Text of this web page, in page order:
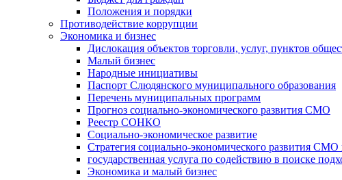
Положения и порядки
Противодействие коррупции
Экономика и бизнес
Дислокация объектов торговли, услуг, пунктов
Малый бизнес
Народные инициативы
Паспорт Слюдянского муниципального образования
Перечень муниципальных программ
Прогноз социально-экономического развития СМО
Реестр СОНКО
Социально-экономическое развитие
Стратегия социально-экономического развития
государственная услуга по содействию в поиске
Экономика и малый бизнес